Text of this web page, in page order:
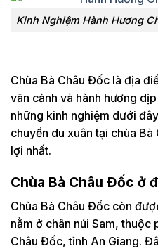
Kinh Nghiệm Hành Hương
Chùa Bà Châu Đốc là địa
vãn cảnh và hành hương
những kinh nghiệm dưới
chuyến du xuân tại chùa
lợi nhất.
Chùa Bà Châu Đốc ở
Chùa Bà Châu Đốc còn
nằm ở chân núi Sam, thuộc
Châu Đốc, tỉnh An Giang.